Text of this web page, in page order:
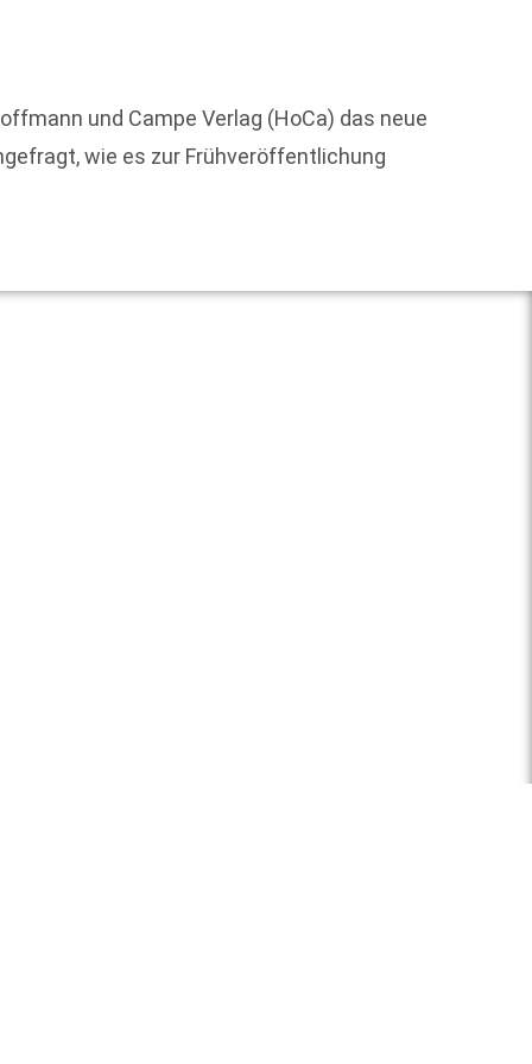
und Campe Verlag (HoCa) das neue
wie es zur Frühveröffentlichung